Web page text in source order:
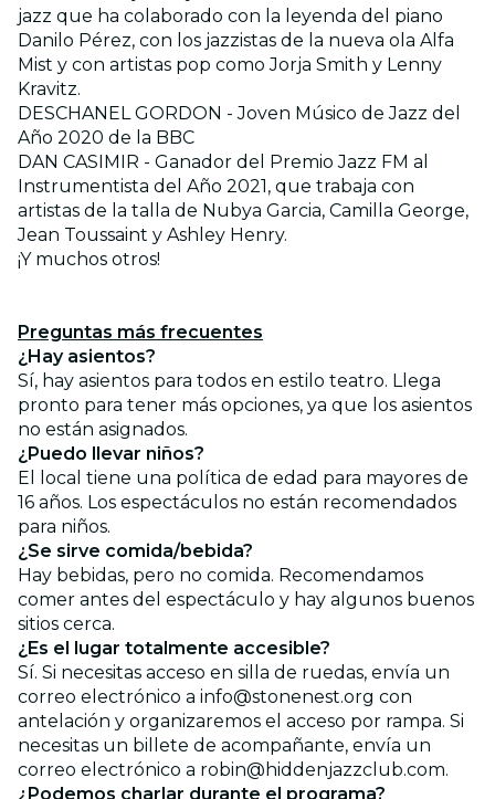
jazz que ha colaborado con la leyenda del piano
Danilo Pérez, con los jazzistas de la nueva ola Alfa
Mist y con artistas pop como Jorja Smith y Lenny
Kravitz.
DESCHANEL GORDON - Joven Músico de Jazz del
Año 2020 de la BBC
DAN CASIMIR - Ganador del Premio Jazz FM al
Instrumentista del Año 2021, que trabaja con
artistas de la talla de Nubya Garcia, Camilla George,
Jean Toussaint y Ashley Henry.
¡Y muchos otros!
Preguntas más frecuentes
¿Hay asientos?
Sí, hay asientos para todos en estilo teatro. Llega
pronto para tener más opciones, ya que los asientos
no están asignados.
¿Puedo llevar niños?
El local tiene una política de edad para mayores de
16 años. Los espectáculos no están recomendados
para niños.
¿Se sirve comida/bebida?
Hay bebidas, pero no comida. Recomendamos
comer antes del espectáculo y hay algunos buenos
sitios cerca.
¿Es el lugar totalmente accesible?
Sí. Si necesitas acceso en silla de ruedas, envía un
correo electrónico a info@stonenest.org con
antelación y organizaremos el acceso por rampa. Si
necesitas un billete de acompañante, envía un
correo electrónico a robin@hiddenjazzclub.com.
¿Podemos charlar durante el programa?